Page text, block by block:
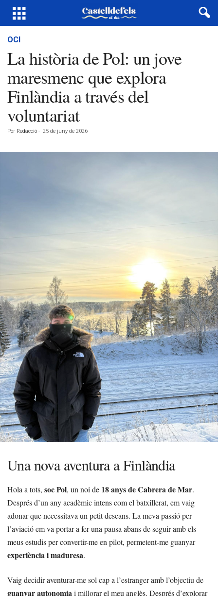
OCI
La història de Pol: un jove
maresmenc que explora
Finlàndia a través del
voluntariat
Por Redacció - 25 de juny de 2026
Una nova aventura a Finlàndia
Hola a tots, soc Pol, un noi de 18 anys de Cabrera de Mar.
Després d’un any acadèmic intens com el batxillerat, em vaig
adonar que necessitava un petit descans. La meva passió per
l’aviació em va portar a fer una pausa abans de seguir amb els
meus estudis per convertir-me en pilot, permetent-me guanyar
experiència i maduresa.
Vaig decidir aventurar-me sol cap a l’estranger amb l’objectiu de
guanyar autonomiai millorar el meu anglès. Després d’explorar